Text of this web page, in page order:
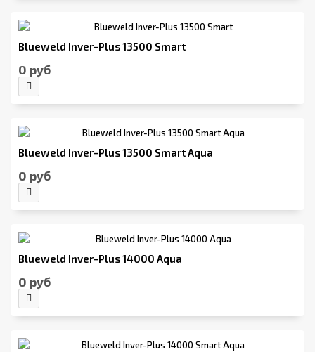
Blueweld Inver-Plus 13500 Smart
0 руб
Blueweld Inver-Plus 13500 Smart Aqua
0 руб
Blueweld Inver-Plus 14000 Aqua
0 руб